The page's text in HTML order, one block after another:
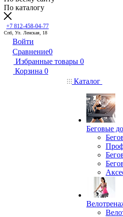
По каталогу
+7 812-458-04-77
Спб, Ул. Ленская, 18
Войти
Сравнение0
Избранные товары 0
Корзина 0
Каталог
Беговые